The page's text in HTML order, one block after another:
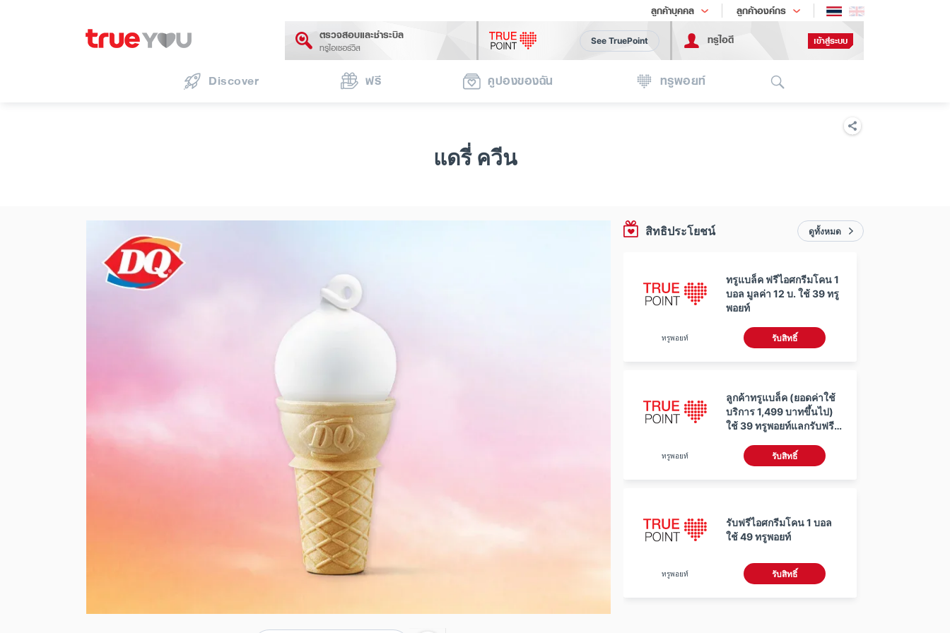
ลูกค้าบุคคล ลูกค้าองค์กร
เทรนด์เทคโนโลยี
ตรวจสอบและชำระบิล
ทรูไอเซอร์วิส
See TruePoint ทรูไอดี เข้าสู่ระบบ
Discover ฟรี คูปองของฉัน ทรูพอยท์
แดรี่ ควีน
สิทธิประโยชน์ ดูทั้งหมด
ทรูแบล็ค ฟรีไอศกรีมโคน 1
บอล มูลค่า 12 บ. ใช้ 39 ทรู
พอยท์
ทรูพอยท์ รับสิทธิ์
ลูกค้าทรูแบล็ค (ยอดค่าใช้
บริการ 1,499 บาทขึ้นไป)
ใช้ 39 ทรูพอยท์แลกรับฟรี
ทรูพอยท์ รับสิทธิ์
รับฟรีไอศกรีมโคน 1 บอล
ใช้ 49 ทรูพอยท์
ทรูพอยท์ รับสิทธิ์